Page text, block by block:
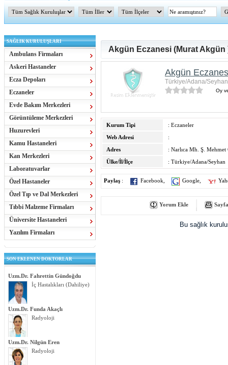
Sağlık TV - Video İletişim
SAĞLIK KURULUŞLARI
Ambulans Firmaları
Askeri Hastaneler
Ecza Depoları
Eczaneler
Evde Bakım Merkezleri
Görüntüleme Merkezleri
Huzurevleri
Kamu Hastaneleri
Kan Merkezleri
Laboratuvarlar
Özel Hastaneler
Özel Tıp ve Dal Merkezleri
Tıbbi Malzeme Firmaları
Üniversite Hastaneleri
Yazılım Firmaları
SON EKLENEN DOKTORLAR
Uzm.Dr. Fahrettin Gündoğdu
İç Hastalıkları (Dahiliye)
Uzm.Dr. Funda Akaçlı
Radyoloji
Uzm.Dr. Nilgün Eren
Radyoloji
Akgün Eczanesi (Murat Akgün
Akgün
Türkiye/Adana/Seyhan
Oy
Kurum Tipi
: Eczaneler
Web Adresi
:
Adres
: Narlıca Mh. Ş. Mehmet
Ülke/İl/İlçe
: Türkiye/Adana/Seyhan
Paylaş : Facebook Google
Yorum Ekle
Bu sağlık